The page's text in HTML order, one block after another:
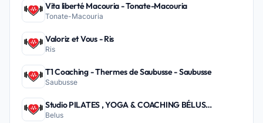
Vita liberté Macouria - Tonate-Macouria
Tonate-Macouria
Valoriz et Vous - Ris
Ris
T1 Coaching - Thermes de Saubusse - Saubusse
Saubusse
Studio PILATES , YOGA & COACHING BÉLUS
PEYREHORADE - Belus
Belus